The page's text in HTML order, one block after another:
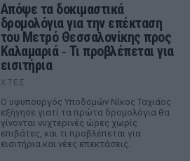
Απόψε τα δοκιμαστικά
δρομολόγια για την επέκταση
του Μετρό Θεσσαλονίκης προς
Καλαμαριά ‑ Τι προβλέπεται για
εισιτήρια
ΧΤΕΣ
Ο υφυπουργός Υποδομών Νίκος Ταχιάος
εξήγησε γιατί τα πρώτα δρομολόγια θα
γίνονται νυχτερινές ώρες χωρίς
επιβάτες, και τι προβλέπεται για
εισιτήρια και νέες επεκτάσεις.